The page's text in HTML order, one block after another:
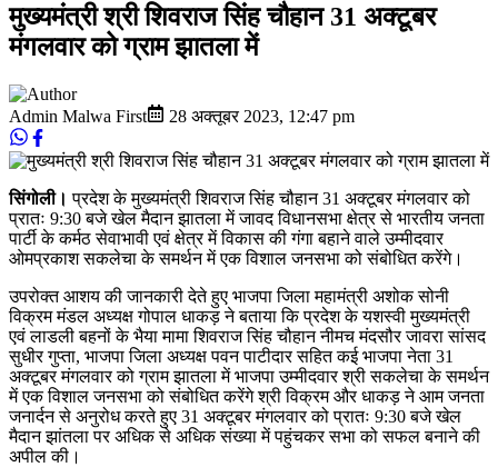
मुख्यमंत्री श्री शिवराज सिंह चौहान 31 अक्टूबर
मंगलवार को ग्राम झातला में
Admin Malwa First 28 अक्तूबर 2023, 12:47 pm
सिंगोली। प्रदेश के मुख्यमंत्री शिवराज सिंह चौहान 31 अक्टूबर मंगलवार को
प्रातः 9:30 बजे खेल मैदान झातला में जावद विधानसभा क्षेत्र से भारतीय जनता
पार्टी के कर्मठ सेवाभावी एवं क्षेत्र में विकास की गंगा बहाने वाले उम्मीदवार
ओमप्रकाश सकलेचा के समर्थन में एक विशाल जनसभा को संबोधित करेंगे।
उपरोक्त आशय की जानकारी देते हुए भाजपा जिला महामंत्री अशोक सोनी
विक्रम मंडल अध्यक्ष गोपाल धाकड़ ने बताया कि प्रदेश के यशस्वी मुख्यमंत्री
एवं लाडली बहनों के भैया मामा शिवराज सिंह चौहान नीमच मंदसौर जावरा सांसद
सुधीर गुप्ता, भाजपा जिला अध्यक्ष पवन पाटीदार सहित कई भाजपा नेता 31
अक्टूबर मंगलवार को ग्राम झातला में भाजपा उम्मीदवार श्री सकलेचा के समर्थन
में एक विशाल जनसभा को संबोधित करेंगे श्री विक्रम और धाकड़ ने आम जनता
जनार्दन से अनुरोध करते हुए 31 अक्टूबर मंगलवार को प्रातः 9:30 बजे खेल
मैदान झांतला पर अधिक से अधिक संख्या में पहुंचकर सभा को सफल बनाने की
अपील की।